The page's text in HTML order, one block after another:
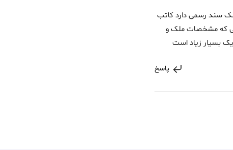
ملک سند رسمی دارد کاتب
که مشخصات ملک و
یک بسیار زیاد است
پاسخ